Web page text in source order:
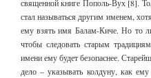
священной книге Пополь-Вух [8].
стал называться другим именем,
ему взять имя Балам-Киче. Но то
чтобы следовать старым
имени ему будет безопаснее.
дело – указывать колдуну, как